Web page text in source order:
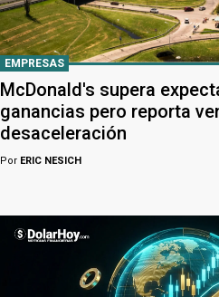
EMPRESAS
McDonald's supera
ganancias pero reporta
desaceleración
Por ERIC NESICH